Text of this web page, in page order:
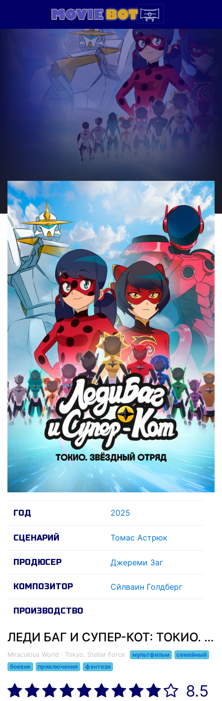
ГОД 2025
СЦЕНАРИЙ Томас Астрюк
ПРОДЮСЕР Джереми Заг
КОМПОЗИТОР Сйлваин Голдберг
ПРОИЗВОДСТВО
ЛЕДИ БАГ И СУПЕР-КОТ: ТОКИО. ЗВЁЗДНЫЙ ОТРЯД (2025)
Miraculous World : Tokyo, Stellar Force мультфильм
семейный
боевик
приключения фэнтези
8.5